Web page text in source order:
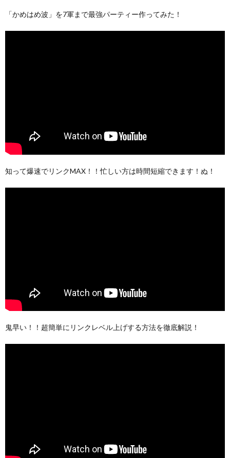
「かめはめ波」を7軍まで最強パーティー作ってみた！
知って爆速でリンクMAX！！忙しい方は時間短縮できます！ぬ！
鬼早い！！超簡単にリンクレベル上げする方法を徹底解説！